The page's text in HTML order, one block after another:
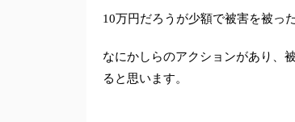
10万円だろうが少額で被害を被っ
なにかしらのアクションがあり、
ると思います。